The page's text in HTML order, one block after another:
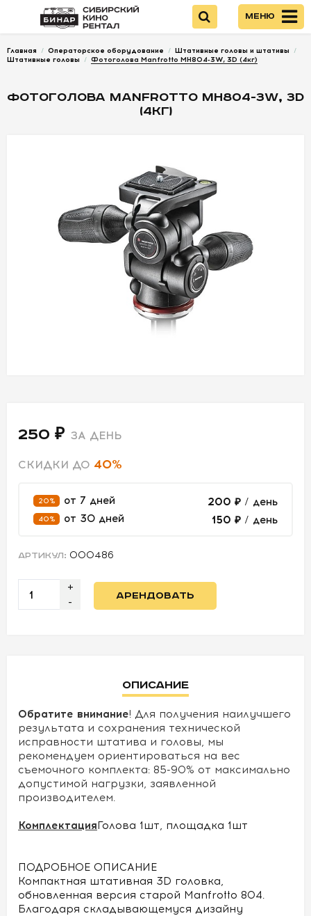
Войти
НОВИНКИ
ОПЕРАТОРСКОЕ
ДЛЯ
АРЕНДА
ПЕРВАЯ
АРЕНДА
КОНТАКТЫ
Меню
Главная / Операторское оборудование / Штативные головы и штативы /
Штативные головы / Фотоголова Manfrotto MH804-3W, 3D (4кг)
ФОТОГОЛОВА MANFROTTO MH804-3W, 3D
(4КГ)
250 ₽ ЗА ДЕНЬ
СКИДКИ ДО 40%
20% от 7 дней 200 ₽ / день
40% от 30 дней 150 ₽ / день
АРТИКУЛ: 000486
+
-
АРЕНДОВАТЬ
Описание
Обратите внимание! Для получения наилучшего
результата и сохранения технической
исправности штатива и головы, мы
рекомендуем ориентироваться на вес
съемочного комплекта: 85-90% от максимально
допустимой нагрузки, заявленной
производителем.
КомплектацияГолова 1шт, площадка 1шт
ПОДРОБНОЕ ОПИСАНИЕ
Компактная штативная 3D головка,
обновленная версия старой Manfrotto 804.
Благодаря складывающемуся дизайну